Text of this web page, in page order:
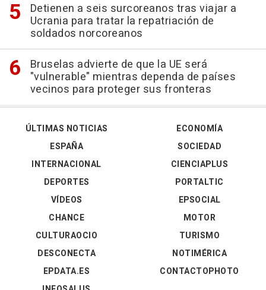
Detienen a seis surcoreanos tras viajar a
Ucrania para tratar la repatriación de
soldados norcoreanos
Bruselas advierte de que la UE será
"vulnerable" mientras dependa de países
vecinos para proteger sus fronteras
ÚLTIMAS NOTICIAS
ESPAÑA
INTERNACIONAL
DEPORTES
VÍDEOS
ECONOMÍA
SOCIEDAD
CIENCIAPLUS
PORTALTIC
EPSOCIAL
CHANCE
CULTURAOCIO
DESCONECTA
EPDATA.ES
MOTOR
TURISMO
NOTIMÉRICA
CONTACTOPHOTO